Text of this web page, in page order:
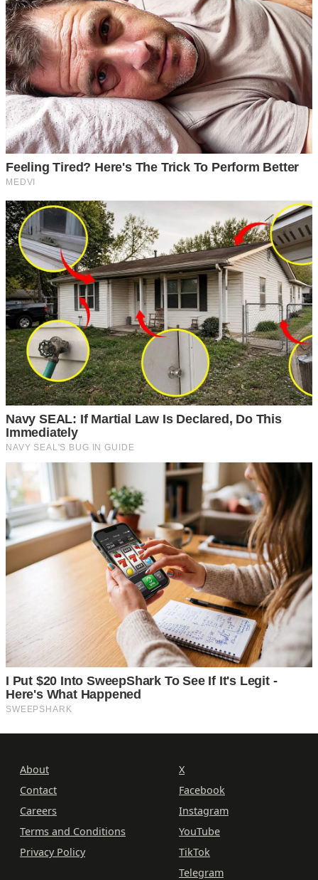
About
Contact
Careers
Terms and Conditions
Privacy Policy
X
Facebook
Instagram
YouTube
TikTok
Telegram